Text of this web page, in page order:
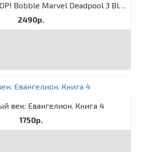
Фигурка Funko POP! Bobble Marvel Deadpool 3 Blade
2490р.
век: Евангелион. Книга 4
1750р.